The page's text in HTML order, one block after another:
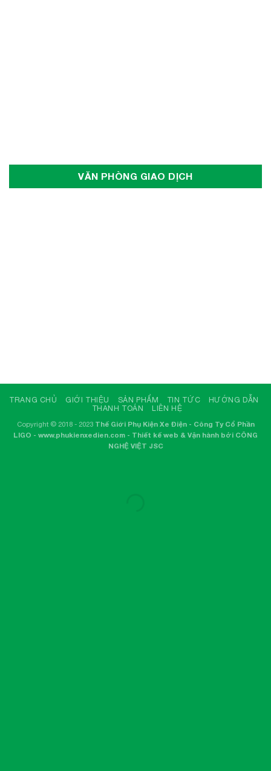
VĂN PHÒNG GIAO DỊCH
TRANG CHỦ GIỚI THIỆU SẢN PHẨM TIN TỨC
HƯỚNG DẪN
THANH TOÁN
LIÊN HỆ
Copyright © 2018 - 2023 Thế Giới Phụ Kiện Xe Điện - Công Ty Cổ Phần
LIGO - www.phukienxedien.com - Thiết kế web & Vận hành bởi CÔNG
NGHỆ VIỆT JSC